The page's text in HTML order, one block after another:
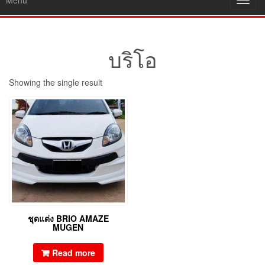
บริโอ
Showing the single result
ชุดแต่ง BRIO AMAZE
MUGEN
Read more